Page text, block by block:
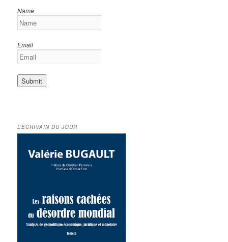
Name
Email
L’ÉCRIVAIN DU JOUR